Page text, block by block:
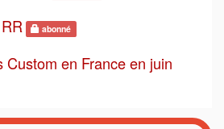
abonné
Custom en France en juin